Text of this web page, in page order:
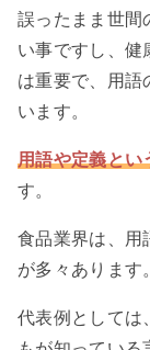
誤ったまま世間
い事ですし、健
は重要で、用語
います。
用語や定義とい
す。
食品業界は、用
が多々あります
代表例としては